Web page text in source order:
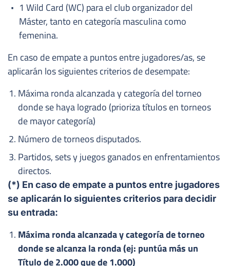
1 Wild Card (WC) para el club organizador del
Máster, tanto en categoría masculina como
femenina.
En caso de empate a puntos entre jugadores/as, se
aplicarán los siguientes criterios de desempate:
Máxima ronda alcanzada y categoría del torneo
donde se haya logrado (prioriza títulos en torneos
de mayor categoría)
Número de torneos disputados.
Partidos, sets y juegos ganados en enfrentamientos
directos.
(*) En caso de empate a puntos entre jugadores
se aplicarán lo siguientes criterios para decidir
su entrada:
Máxima ronda alcanzada y categoría de torneo
donde se alcanza la ronda (ej: puntúa más un
Título de 2.000 que de 1.000)